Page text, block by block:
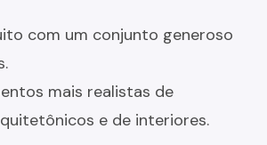
com um conjunto generoso
mais realistas de
e de interiores.